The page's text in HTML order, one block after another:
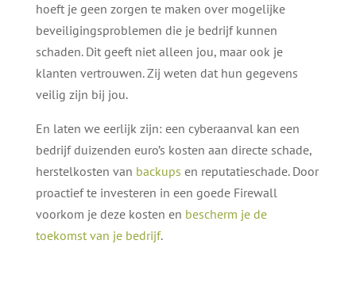
hoeft je geen zorgen te maken over mogelijke
beveiligingsproblemen die je bedrijf kunnen
schaden. Dit geeft niet alleen jou, maar ook je
klanten vertrouwen. Zij weten dat hun gegevens
veilig zijn bij jou.
En laten we eerlijk zijn: een cyberaanval kan een
bedrijf duizenden euro’s kosten aan directe schade,
herstelkosten van backups en reputatieschade. Door
proactief te investeren in een goede Firewall
voorkom je deze kosten en bescherm je de
toekomst van je bedrijf.